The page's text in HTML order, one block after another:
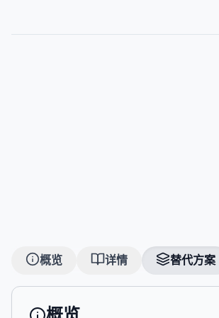
概览 详情 替代方案